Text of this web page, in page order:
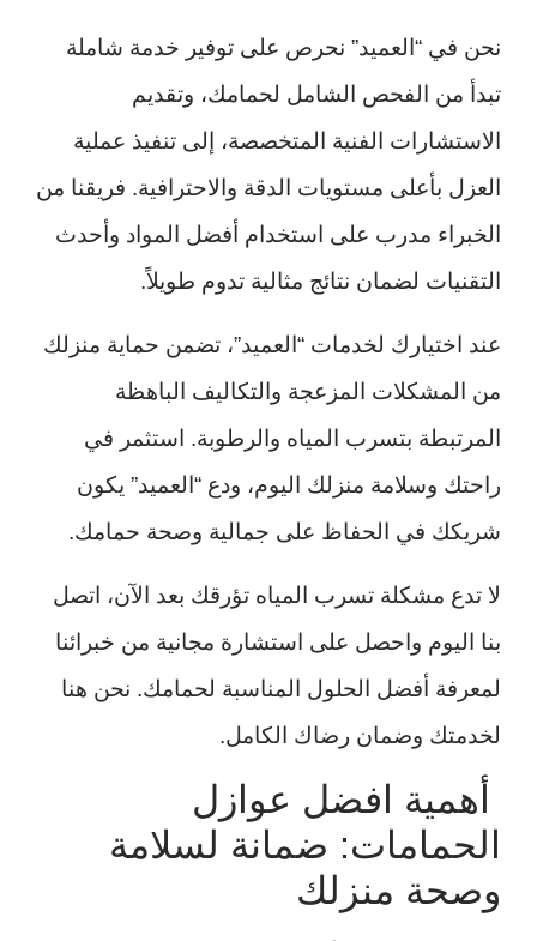
نحن في “العميد” نحرص على توفير خدمة شاملة
تبدأ من الفحص الشامل لحمامك، وتقديم
الاستشارات الفنية المتخصصة، إلى تنفيذ عملية
العزل بأعلى مستويات الدقة والاحترافية. فريقنا من
الخبراء مدرب على استخدام أفضل المواد وأحدث
التقنيات لضمان نتائج مثالية تدوم طويلاً.
عند اختيارك لخدمات “العميد”، تضمن حماية منزلك
من المشكلات المزعجة والتكاليف الباهظة
المرتبطة بتسرب المياه والرطوبة. استثمر في
راحتك وسلامة منزلك اليوم، ودع “العميد” يكون
شريكك في الحفاظ على جمالية وصحة حمامك.
لا تدع مشكلة تسرب المياه تؤرقك بعد الآن، اتصل
بنا اليوم واحصل على استشارة مجانية من خبرائنا
لمعرفة أفضل الحلول المناسبة لحمامك. نحن هنا
لخدمتك وضمان رضاك الكامل.
أهمية افضل عوازل
الحمامات: ضمانة لسلامة
وصحة منزلك